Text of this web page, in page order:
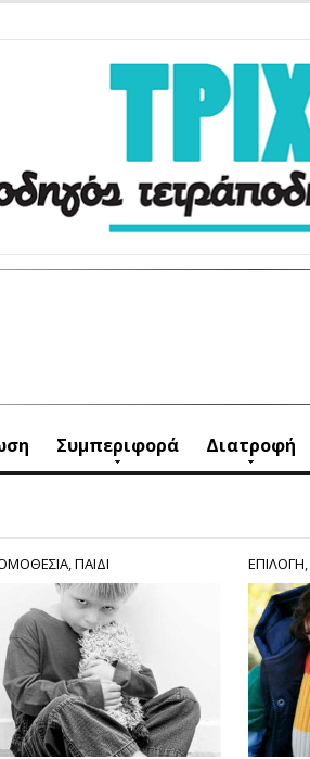
Συμπεριφορά Διατροφή
,ΠΑΙΔΙ ΕΠΙΛΟΓΗ,